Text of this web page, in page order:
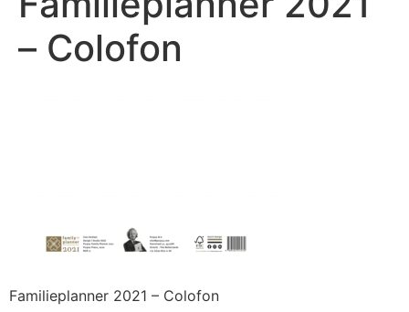
– Colofon
Familieplanner 2021 – Colofon